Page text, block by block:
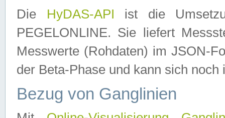
Die HyDAS-API ist die
PEGELONLINE. Sie liefert
Messwerte (Rohdaten) im JSON-
der Beta-Phase und kann sich noch
Bezug von Ganglinien